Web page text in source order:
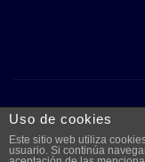
Copyright © 2026
Uso de cookies
Este sitio web utiliza
usuario. Si continúa